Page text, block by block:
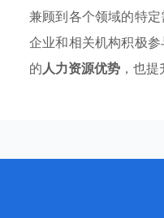
兼顾到各个领域的特
企业和相关机构积极
的人力资源优势 ，也